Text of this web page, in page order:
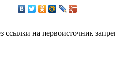
ссылки на первоисточник